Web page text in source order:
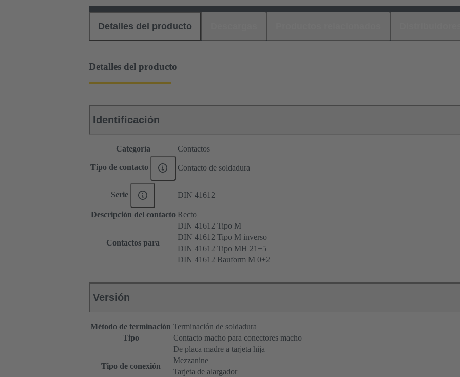
Detalles del producto
Detalles del producto
Identificación
Categoría Contactos
Tipo de contacto Contacto de soldadura
Serie DIN 41612
Descripción del contacto Recto
Contactos para
DIN 41612 Tipo M
DIN 41612 Tipo M inverso
DIN 41612 Tipo MH 21+5
DIN 41612 Bauform M 0+2
Versión
Método de terminación Terminación de soldadura
Tipo
Contacto macho para conectores macho
Tipo de conexión
De placa madre a tarjeta hija
Mezzanine
Tarjeta de alargador